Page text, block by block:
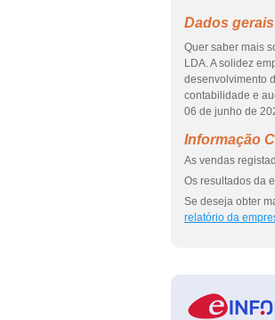
Dados
Quer saber mais
LDA. A solidez
desenvolvimento
contabilidade e
06 de junho de
Informação
As vendas
Os resultados da
Se deseja obter
relatório da